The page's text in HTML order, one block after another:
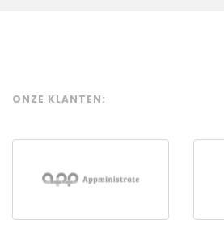
ONZE KLANTEN: